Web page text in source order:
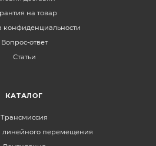
на товар
конфиденциальности
Вопрос-ответ
Статьи
КАТАЛОГ
Трансмиссия
линейного перемещения